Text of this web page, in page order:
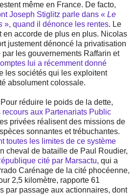
même en France. De facto,
Joseph Stiglitz parle dans « Le
», quand il dénonce les rentes. Le
en accorde de plus en plus. Nicolas
justement dénoncé la privatisation
les gouvernements Raffarin et
lui a récemment donné
les sociétés qui les exploitent
absolument colossale.
réduire le poids de la dette,
recours aux Partenariats Public
privées réalisent des missions de
sonnantes et trébuchantes.
toutes les limites de ce système
cheval de bataille de Paul Roudier,
cité par Marsactu, qui a
Carénage de la cité phocéenne,
2,5 kilomètre, rapporte 61
par passage aux actionnaires, dont